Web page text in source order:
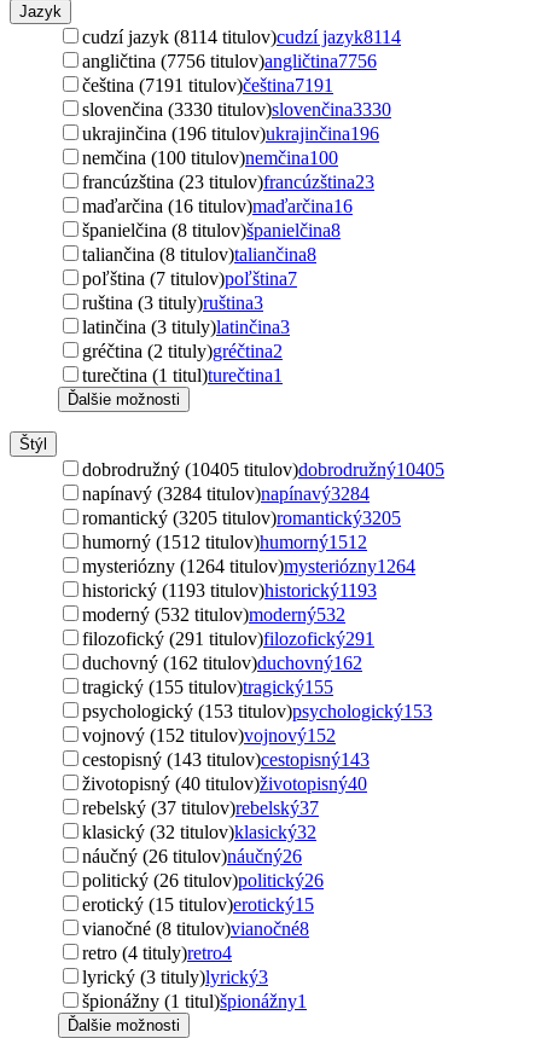
Jazyk
cudzí jazyk (8114 titulov)cudzí jazyk8114
angličtina (7756 titulov)angličtina7756
čeština (7191 titulov)čeština7191
slovenčina (3330 titulov)slovenčina3330
ukrajinčina (196 titulov)ukrajinčina196
nemčina (100 titulov)nemčina100
francúzština (23 titulov)francúzština23
maďarčina (16 titulov)maďarčina16
španielčina (8 titulov)španielčina8
taliančina (8 titulov)taliančina8
poľština (7 titulov)poľština7
ruština (3 tituly)ruština3
latinčina (3 tituly)latinčina3
gréčtina (2 tituly)gréčtina2
turečtina (1 titul)turečtina1
Ďalšie možnosti
Štýl
dobrodružný (10405 titulov)dobrodružný10405
napínavý (3284 titulov)napínavý3284
romantický (3205 titulov)romantický3205
humorný (1512 titulov)humorný1512
mysteriózny (1264 titulov)mysteriózny1264
historický (1193 titulov)historický1193
moderný (532 titulov)moderný532
filozofický (291 titulov)filozofický291
duchovný (162 titulov)duchovný162
tragický (155 titulov)tragický155
psychologický (153 titulov)psychologický153
vojnový (152 titulov)vojnový152
cestopisný (143 titulov)cestopisný143
životopisný (40 titulov)životopisný40
rebelský (37 titulov)rebelský37
klasický (32 titulov)klasický32
náučný (26 titulov)náučný26
politický (26 titulov)politický26
erotický (15 titulov)erotický15
vianočné (8 titulov)vianočné8
retro (4 tituly)retro4
lyrický (3 tituly)lyrický3
špionážny (1 titul)špionážny1
Ďalšie možnosti